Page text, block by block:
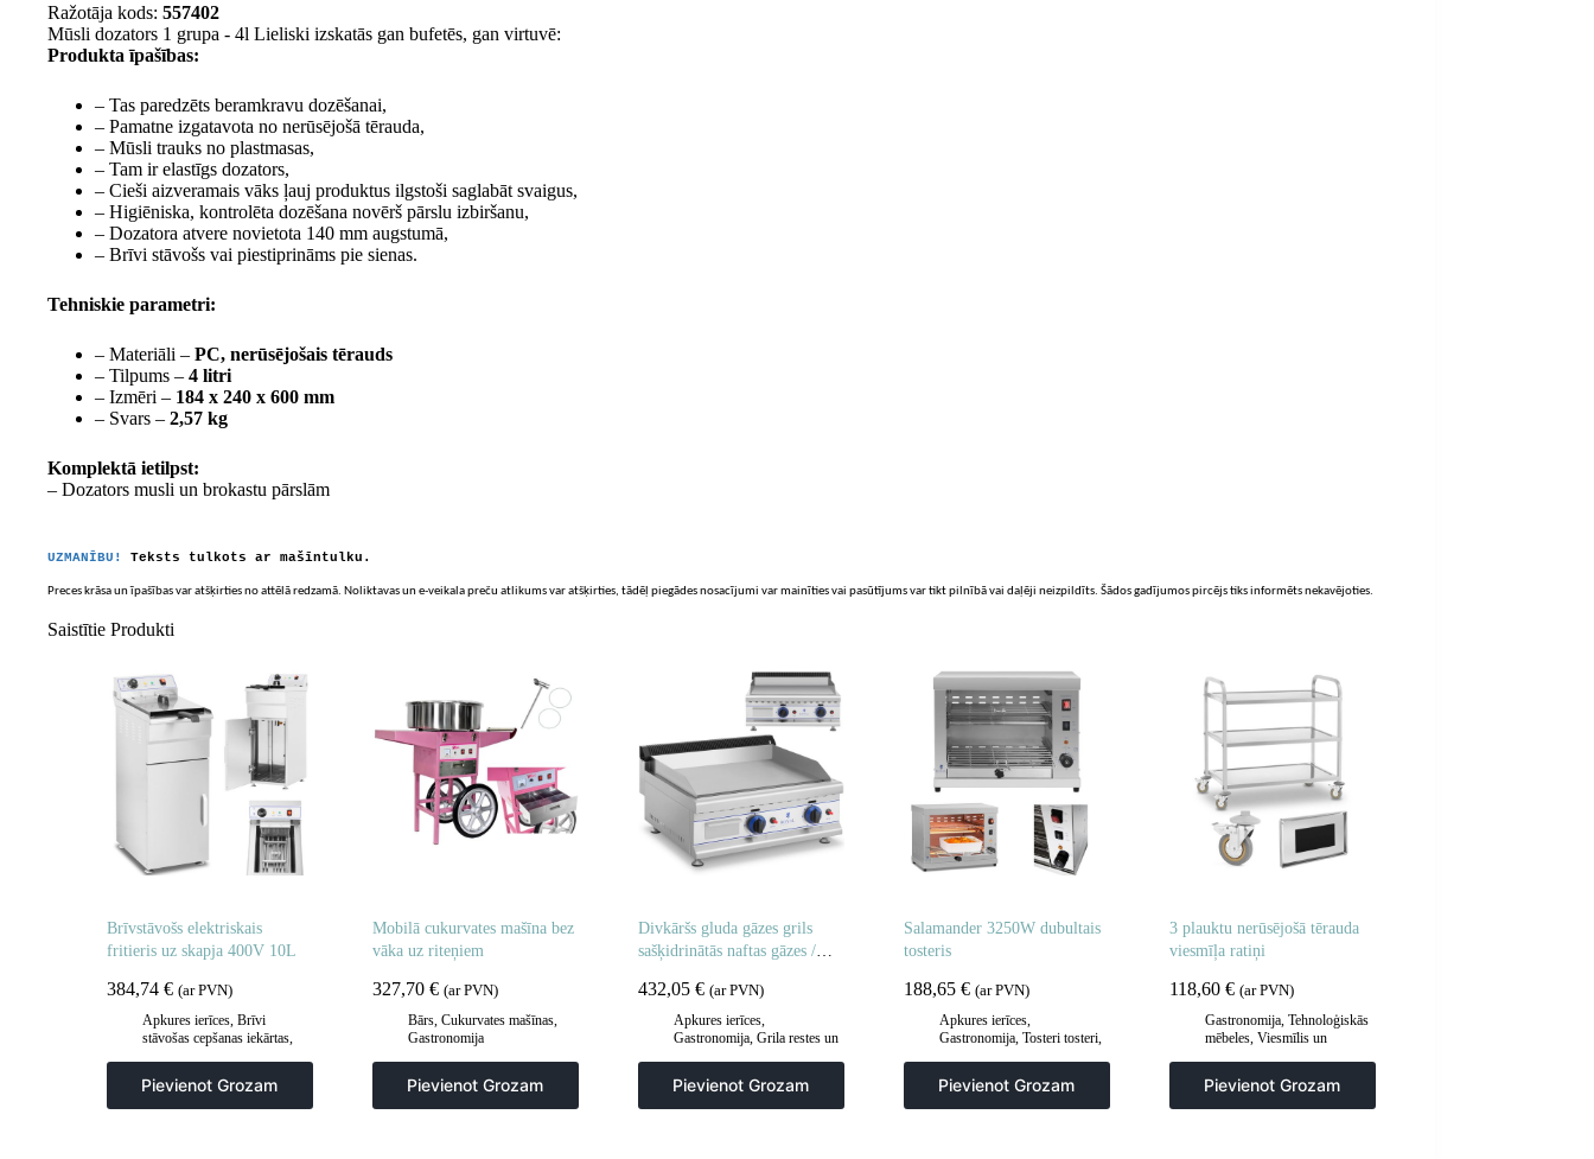
Ražotāja kods: 557402
Mūsli dozators 1 grupa - 4l Lieliski izskatās gan bufetēs, gan virtuvē:
Produkta īpašības:
– Tas paredzēts beramkravu dozēšanai,
– Pamatne izgatavota no nerūsējošā tērauda,
– Mūsli trauks no plastmasas,
– Tam ir elastīgs dozators,
– Cieši aizveramais vāks ļauj produktus ilgstoši saglabāt svaigus,
– Higiēniska, kontrolēta dozēšana novērš pārslu izbiršanu,
– Dozatora atvere novietota 140 mm augstumā,
– Brīvi stāvošs vai piestiprināms pie sienas.
Tehniskie parametri:
– Materiāli – PC, nerūsējošais tērauds
– Tilpums – 4 litri
– Izmēri – 184 x 240 x 600 mm
– Svars – 2,57 kg
Komplektā ietilpst:
– Dozators musli un brokastu pārslām
UZMANĪBU! Teksts tulkots ar mašīntulku.
Preces krāsa un īpašības var atšķirties no attēlā redzamā. Noliktavas un e-veikala preču atlikums var atšķirties, tādēļ piegādes nosacījumi var mainīties vai pasūtījums var tikt pilnībā vai daļēji neizpildīts. Šādos gadījumos pircējs tiks informēts nekavējoties.
Saistītie Produkti
Brīvstāvošs elektriskais
fritieris uz skapja 400V 10L
384,74 € (ar PVN)
Apkures ierīces, Brīvi
stāvošas cepšanas iekārtas,
Pievienot Grozam
Mobilā cukurvates mašīna bez
vāka uz riteņiem
327,70 € (ar PVN)
Bārs, Cukurvates mašīnas,
Gastronomija
Pievienot Grozam
Divkāršs gluda gāzes grils
sašķidrinātās naftas gāzes /
mbarā
432,05 € (ar PVN)
Apkures ierīces,
Gastronomija, Grila restes un
Pievienot Grozam
Salamander 3250W dubultais
tosteris
188,65 € (ar PVN)
Apkures ierīces,
Gastronomija, Tosteri tosteri,
Pievienot Grozam
3 plauktu nerūsējošā tērauda
viesmīļa ratiņi
118,60 € (ar PVN)
Gastronomija, Tehnoloģiskās
mēbeles, Viesmīlis un
Pievienot Grozam